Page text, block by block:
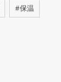
#保温